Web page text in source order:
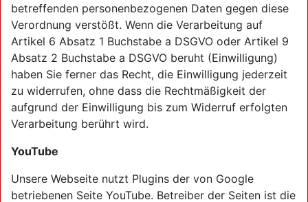
betreffenden personenbezogenen Daten gegen diese
Verordnung verstößt. Wenn die Verarbeitung auf
Artikel 6 Absatz 1 Buchstabe a DSGVO oder Artikel 9
Absatz 2 Buchstabe a DSGVO beruht (Einwilligung)
haben Sie ferner das Recht, die Einwilligung jederzeit
zu widerrufen, ohne dass die Rechtmäßigkeit der
aufgrund der Einwilligung bis zum Widerruf erfolgten
Verarbeitung berührt wird.
YouTube
Unsere Webseite nutzt Plugins der von Google
betriebenen Seite YouTube. Betreiber der Seiten ist die